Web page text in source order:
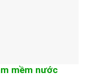
mềm nước